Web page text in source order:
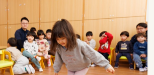
れぞれのステージの中で必要なスキル
し、成長し続ける環境を整備していま
以上、園長や上長と面談による振り返りを
られる姿や目標を確認していきます。